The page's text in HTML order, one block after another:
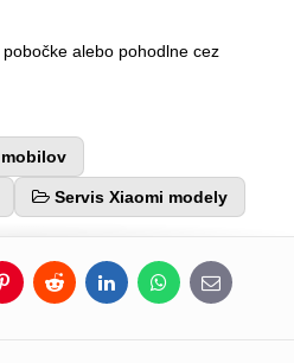
alebo pohodlne cez
Servis Xiaomi modely
PinterestRedditLinkedInWhatsApp
E-
mail